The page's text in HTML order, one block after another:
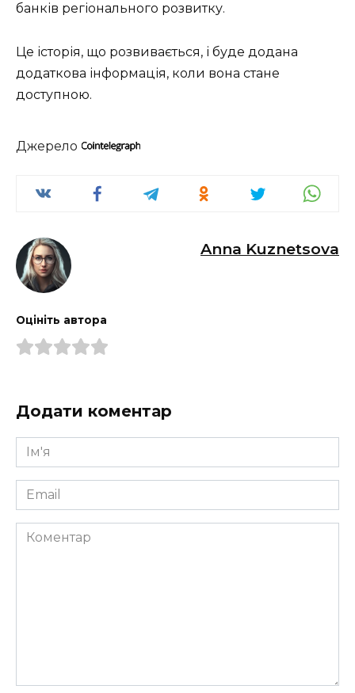
банків регіонального розвитку.
Це історія, що розвивається, і буде додана
додаткова інформація, коли вона стане
доступною.
Джерело
Anna Kuznetsova
Оцініть автора
Додати коментар
Ім'я
*
Email
*
Коментар